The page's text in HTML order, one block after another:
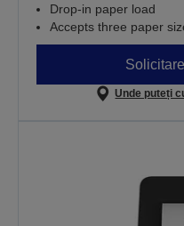
Drop-in paper load
Accepts three paper
Unde puteți